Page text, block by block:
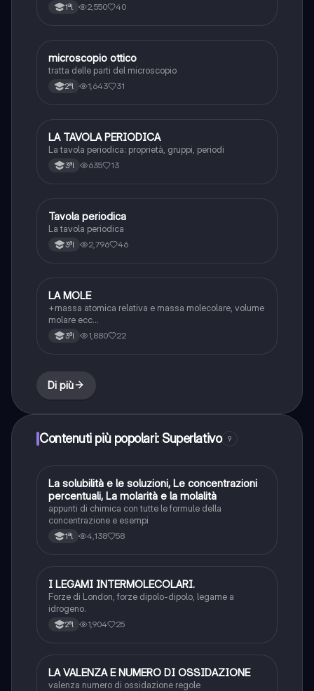
1ªl 2,550 40
Chimica
microscopio ottico
tratta delle parti del microscopio
2ªl 1,643 31
Chimica
LA TAVOLA PERIODICA
La tavola periodica: proprietà, gruppi, periodi
3ªl 635 13
Chimica
Tavola periodica
La tavola periodica
3ªl 2,796 46
Chimica
LA MOLE
+massa atomica relativa e massa molecolare, volume
molare ecc…
3ªl 1,880 22
Di più
Contenuti più popolari: Superlativo 9
Chimica
La solubilità e le soluzioni, Le concentrazioni
percentuali, La molarità e la molalità
appunti di chimica con tutte le formule della
concentrazione e esempi
1ªl 4,138 58
Chimica
I LEGAMI INTERMOLECOLARI.
Forze di London, forze dipolo-dipolo, legame a
idrogeno.
2ªl 1,904 25
Chimica
LA VALENZA E NUMERO DI OSSIDAZIONE
valenza numero di ossidazione regole